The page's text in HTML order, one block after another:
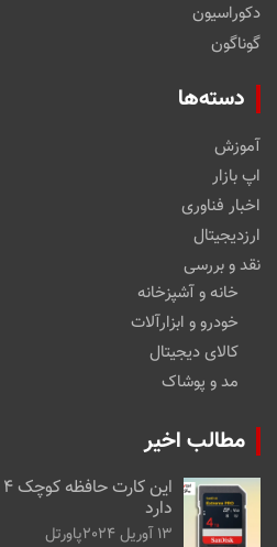
دکوراسیون
گوناگون
دسته‌ها
آموزش
اپ بازار
اخبار فناوری
ارزدیجیتال
نقد و بررسی
خانه و آشپزخانه
خودرو و ابزارآلات
کالای دیجیتال
مد و پوشاک
مطالب اخیر
دارد
13 آوریل 2024 پاورتل